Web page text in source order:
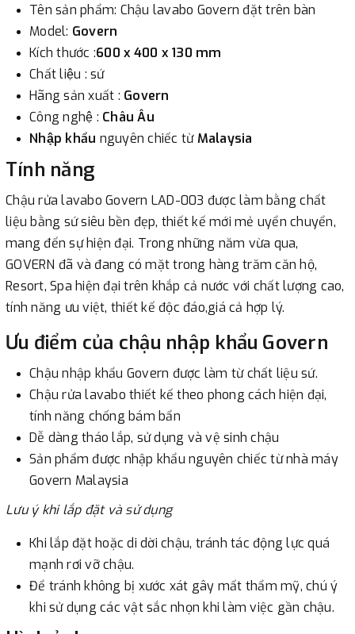
phường Cát Linh, quận Đống Đa, Hà Nội.
3. Chuyển khoản qua ngân hàng
- Nếu địa điểm giao hàng khác với địa điểm thanh toán
hoặc với những đơn đặt hàng ngoài nội thành Hà Nội.
Chúng tôi sẽ thu tiền trước 100% giá trị hàng + phí vận
chuyển theo cước phí tính trong chính sách vận chuyển
bằng phương thức chuyển khoản trước khi giao hàng.
- Sau khi có thông tin xác thực đã chuyển tiền của quý
khách, chúng tôi sẽ thực hiện đơn hàng theo yêu cầu.
Tên sản phẩm: Chậu lavabo Govern đặt trên bàn
Model: Govern
Kích thước :600 x 400 x 130 mm
Chất liệu : sứ
Hãng sản xuất : Govern
Công nghệ : Châu Âu
Nhập khẩu nguyên chiếc từMalaysia
Tính năng
Chậu rửa lavabo Govern LAD-003 được làm bằng chất
liệu bằng sứ siêu bền đẹp, thiết kế mới mẻ uyển chuyển,
mang đến sự hiện đại. Trong những năm vừa qua,
GOVERN đã và đang có mặt trong hàng trăm căn hộ,
Resort, Spa hiện đại trên khắp cả nước với chất lượng cao,
tính năng ưu việt, thiết kế độc đáo,giá cả hợp lý.
Ưu điểm của chậu nhập khẩu Govern
Chậu nhập khẩu Govern được làm từ chất liệu sứ.
Chậu rửa lavabo thiết kế theo phong cách hiện đại,
tính năng chống bám bẩn
Dễ dàng tháo lắp, sử dụng và vệ sinh chậu
Sản phẩm được nhập khẩu nguyên chiếc từ nhà máy
Govern Malaysia
Lưu ý khi lắp đặt và sử dụng
Khi lắp đặt hoặc di dời chậu, tránh tác động lực quá
mạnh rơi vỡ chậu.
Để tránh không bị xước xát gây mất thẩm mỹ, chú ý
khi sử dụng các vật sắc nhọn khi làm việc gần chậu.